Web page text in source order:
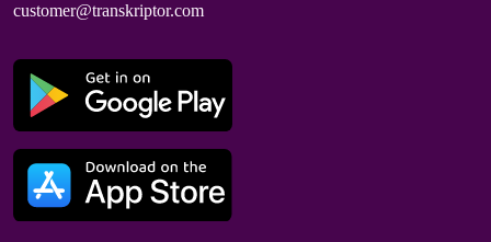
customer@transkriptor.com